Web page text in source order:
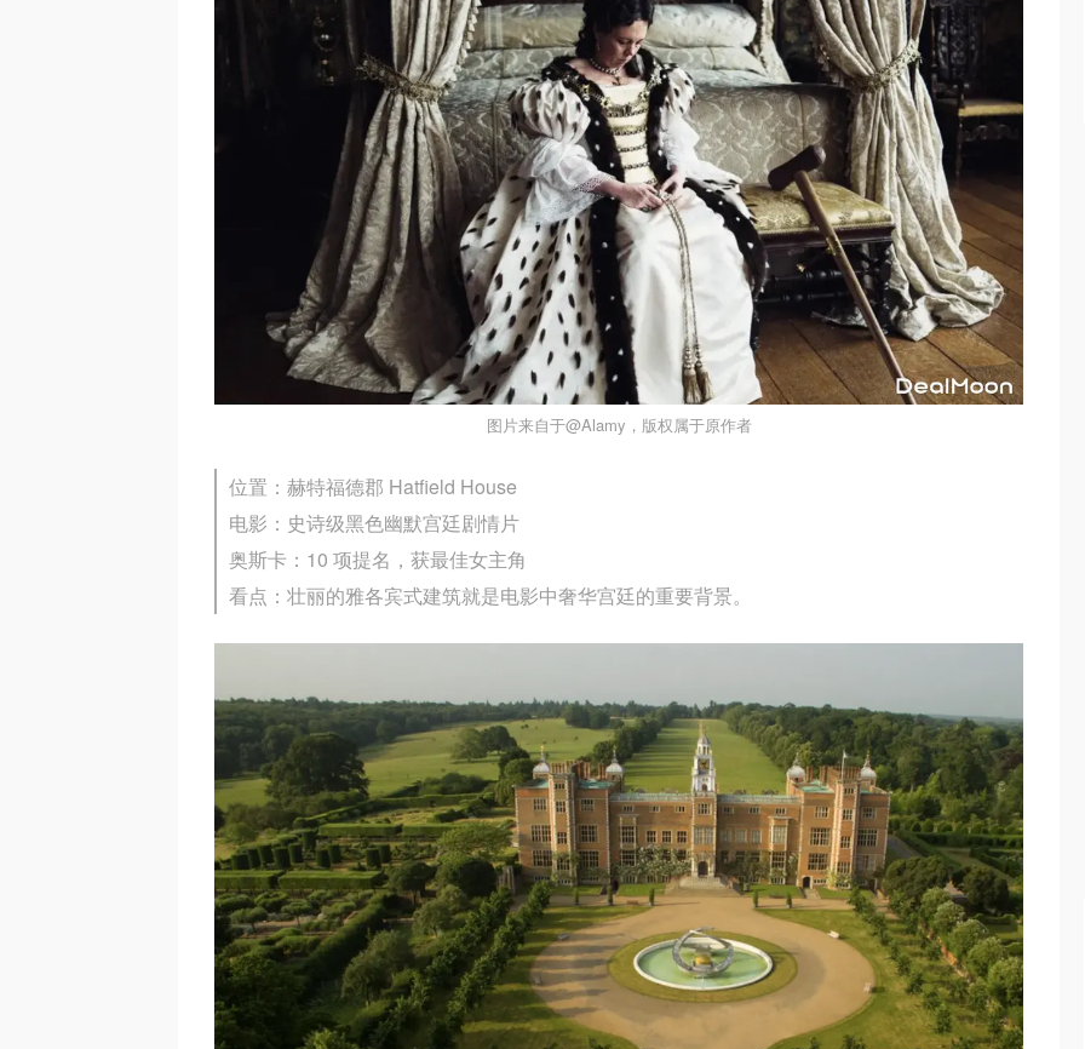
图片来自于@Alamy，版权属于原作者
位置：赫特福德郡 Hatfield House
电影：史诗级黑色幽默宫廷剧情片
奥斯卡：10 项提名，获最佳女主角
看点：壮丽的雅各宾式建筑就是电影中奢华宫廷的重要背景。